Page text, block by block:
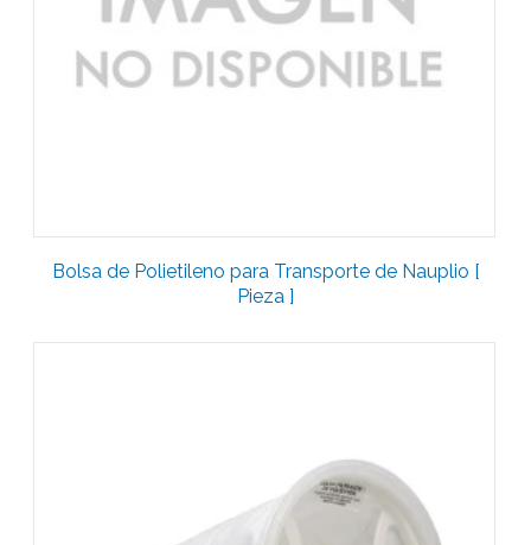
Bolsa de Polietileno para Transporte de Nauplio [
Pieza ]